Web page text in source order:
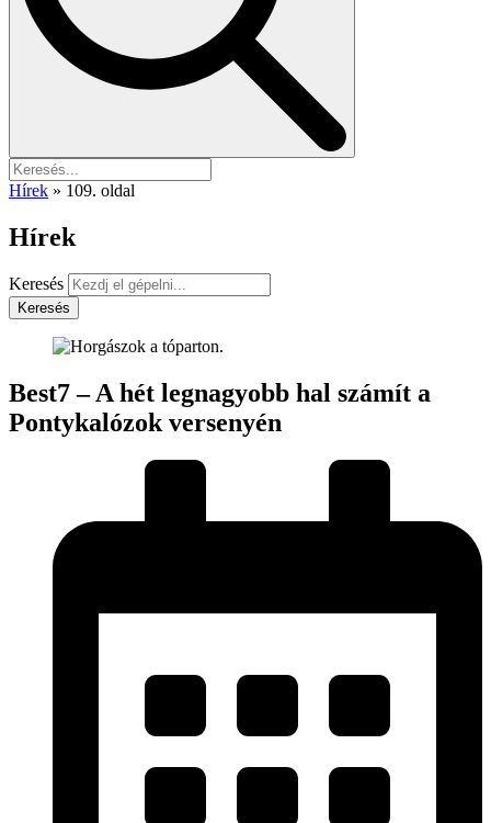
Hírek » 109. oldal
Hírek
Keresés
Keresés
Best7 – A hét legnagyobb hal számít a
Pontykalózok versenyén